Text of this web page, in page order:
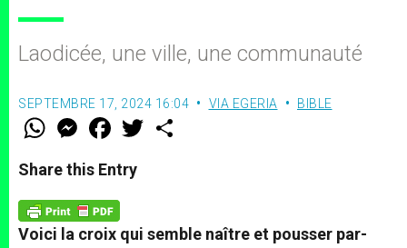
Laodicée, une ville, une communauté
SEPTEMBRE 17, 2024 16:04 VIA EGERIA BIBLE
W
t
s
p
p
M
e
s
e
g
e
r
F
a
e
b
o
k
w
Share this Entry
Voici la croix qui semble naître et pousser par-